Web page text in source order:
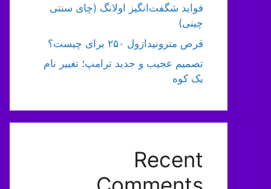
فواید شگفت‌انگیز اولانگ (چای سنتی
چینی)
قرص مترونیدازول ۲۵۰ برای چیست؟
تصمیم عجیب و جدید ترامپ؛ تغییر نام
یک کوه
Recent